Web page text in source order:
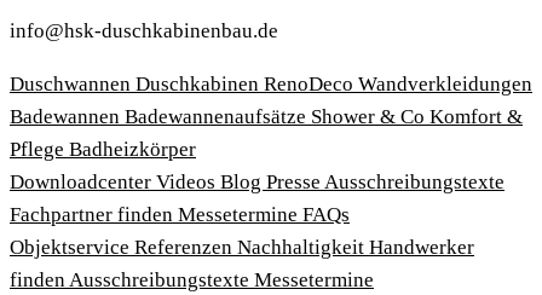
info@hsk-duschkabinenbau.de
Duschwannen Duschkabinen RenoDeco Wandverkleidungen
Badewannen Badewannenaufsätze Shower & Co Komfort &
Pflege Badheizkörper
Download­center Videos Blog Presse Ausschreibungstexte
Fachpartner finden Messetermine FAQs
Objektservice Referenzen Nachhaltigkeit Handwerker
finden Ausschreibungstexte Messetermine